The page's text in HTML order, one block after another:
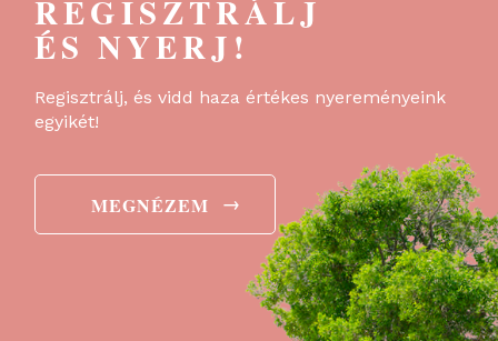
REGISZTRÁLJ
ÉS NYERJ!
Regisztrálj, és vidd haza értékes nyereményeink
egyikét!
MEGNÉZEM →